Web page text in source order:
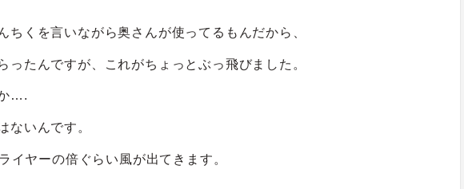
ちくを言いながら奥さんが使ってるもんだから、
ったんですが、これがちょっとぶっ飛びました。
….
ないんです。
イヤーの倍ぐらい風が出てきます。